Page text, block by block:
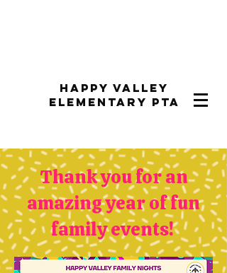
Happy Valley
Elementary PTA
Thank you for an
amazing year of fun
family events!